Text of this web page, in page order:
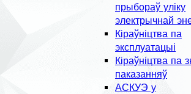
прыбораў уліку
электрычнай
Кіраўніцтва па
эксплуатацыі
Кіраўніцтва па
паказанняў
АСКУЭ у